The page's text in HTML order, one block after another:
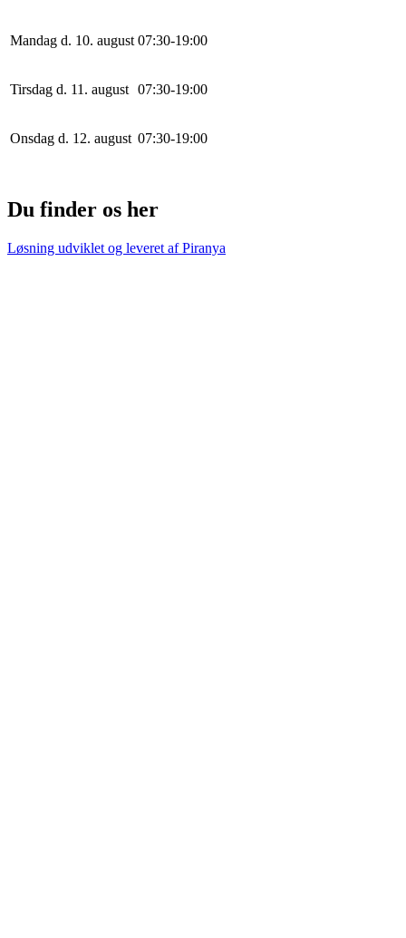
Mandag d. 10. august 07:30-19:00
Tirsdag d. 11. august 07:30-19:00
Onsdag d. 12. august 07:30-19:00
Du finder os her
Løsning udviklet og leveret afPiranya